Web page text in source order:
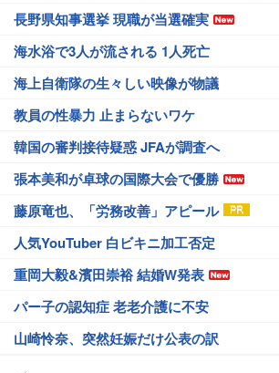
長野県知事選挙 現職が当選確実
海水浴で3人が流される 1人死亡
海上自衛隊の生々しい映像が物議
教員の性暴力 止まらないワケ
韓国の審判接待疑惑 JFAが調査へ
張本美和が卓球の国際大会で優勝
藤原竜也、「労務改善」アピール
人気YouTuber 白ビキニ加工否定
重岡大毅&濱田崇裕 結婚W発表
パー子の認知症 老老介護に不安
山崎怜奈、突然妊娠だけ公表の訳